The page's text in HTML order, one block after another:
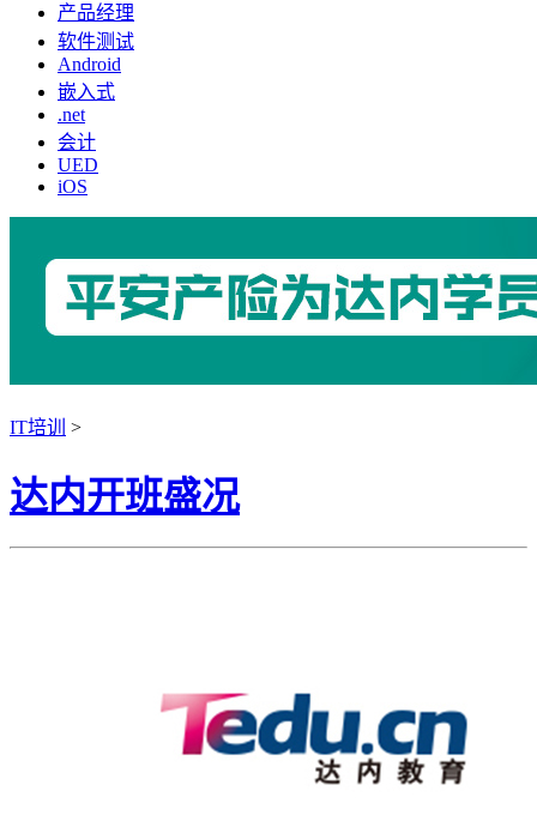
产品经理
软件测试
Android
嵌入式
.net
会计
UED
iOS
IT培训 >
达内开班盛况